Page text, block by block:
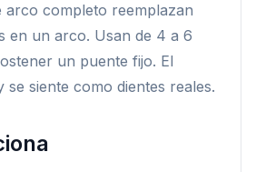
arco completo reemplazan
en un arco. Usan de 4 a 6
un puente fijo. El
se siente como dientes reales.